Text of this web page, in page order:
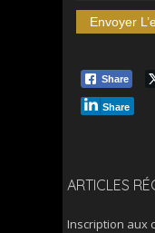
Share
Share
ARTICLES
Inscription aux